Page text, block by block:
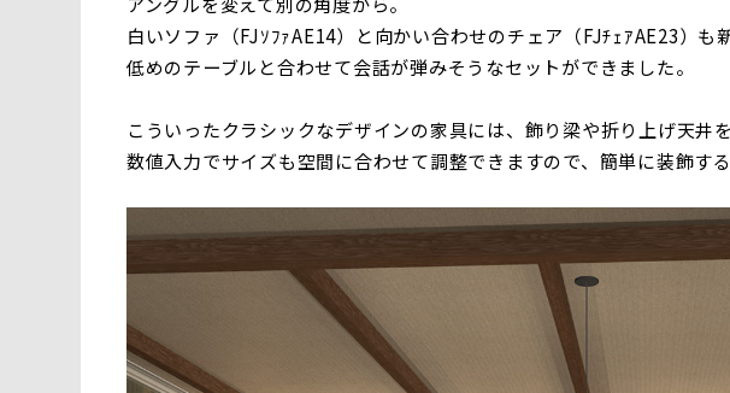
白いソファ（FJｿﾌｧAE14）と向かい合わせのチェア（FJﾁｪｱAE23）も
低めのテーブルと合わせて会話が弾みそうなセットができました。
こういったクラシックなデザインの家具には、飾り梁や折り上げ天井
数値入力でサイズも空間に合わせて調整できますので、簡単に装飾する